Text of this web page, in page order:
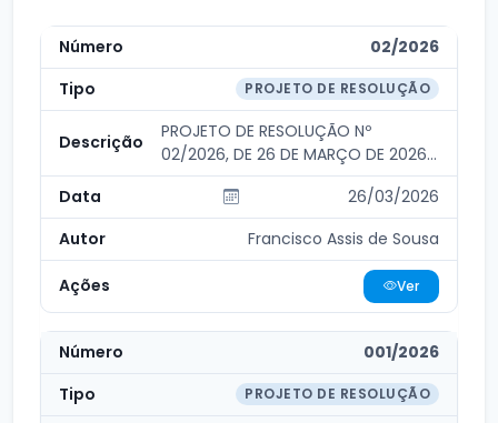
02/2026
PROJETO DE RESOLUÇÃO
PROJETO DE RESOLUÇÃO Nº
02/2026, DE 26 DE MARÇO DE 2026,
DE PROPOSITURA DO PRESI...
26/03/2026
Francisco Assis de Sousa
Ver
001/2026
PROJETO DE RESOLUÇÃO